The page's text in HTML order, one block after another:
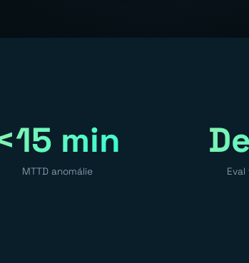
min
MTTD anomálie